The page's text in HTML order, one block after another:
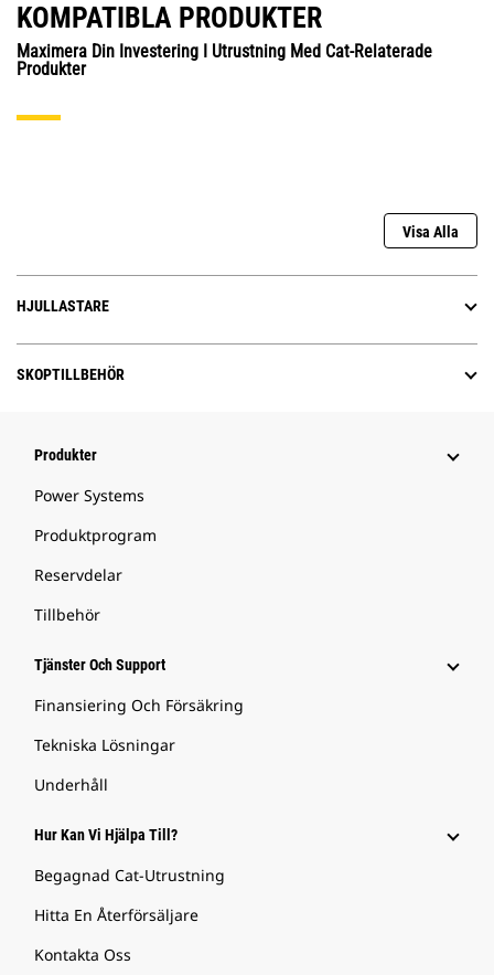
KOMPATIBLA PRODUKTER
Maximera Din Investering I Utrustning Med Cat-Relaterade
Produkter
Visa Alla
HJULLASTARE
SKOPTILLBEHÖR
Produkter
Power Systems
Produktprogram
Reservdelar
Tillbehör
Tjänster Och Support
Finansiering Och Försäkring
Tekniska Lösningar
Underhåll
Hur Kan Vi Hjälpa Till?
Begagnad Cat-Utrustning
Hitta En Återförsäljare
Kontakta Oss